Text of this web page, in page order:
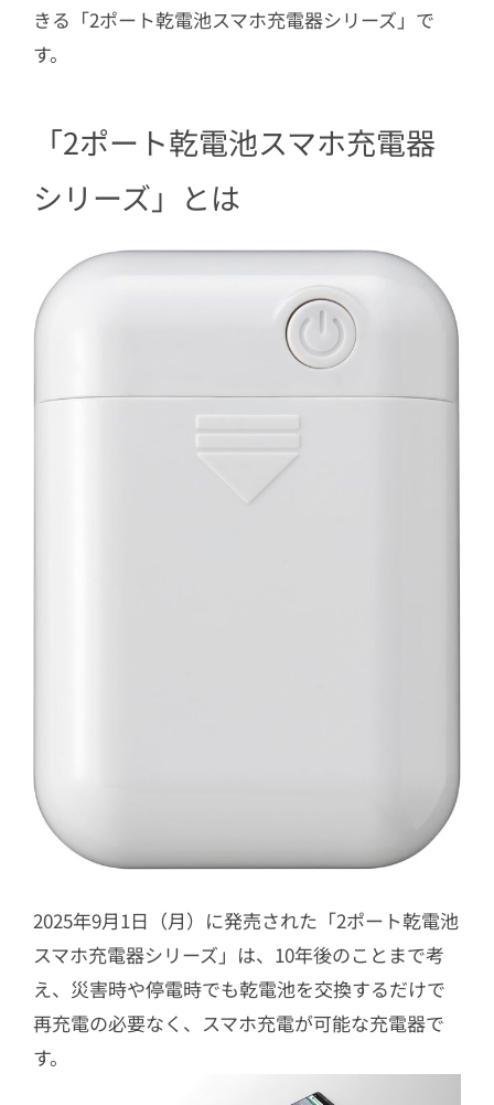
きる「2ポート乾電池スマホ充電器シリーズ」で
す。
「2ポート乾電池スマホ充電器
シリーズ」とは
2025年9月1日（月）に発売された「2ポート乾電池
スマホ充電器シリーズ」は、10年後のことまで考
え、災害時や停電時でも乾電池を交換するだけで
再充電の必要なく、スマホ充電が可能な充電器で
す。